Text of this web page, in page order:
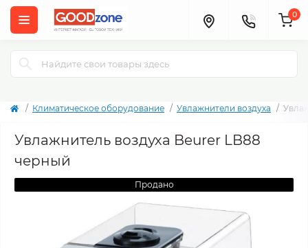
0
Климатическое оборудование Увлажнители воздуха
Увлажнитель воздуха Beurer LB88
черный
Продано